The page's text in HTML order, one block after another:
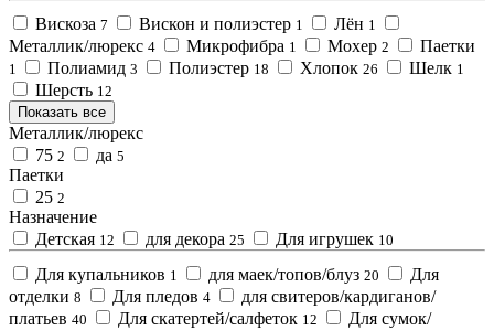
Вискоза 7 Вискон и полиэстер 1 Лён 1
Металлик/люрекс 4 Микрофибра 1 Мохер 2 Паетки
1 Полиамид 3 Полиэстер 18 Хлопок 26 Шелк 1
Шерсть 12
Показать все
Металлик/люрекс
75 2 да 5
Паетки
25 2
Назначение
Детская 12 для декора 25 Для игрушек 10
Для купальников 1 для маек/топов/блуз 20
Для
отделки 8 Для пледов 4
для свитеров/кардиганов/
платьев 40 Для скатертей/салфеток 12
Для сумок/